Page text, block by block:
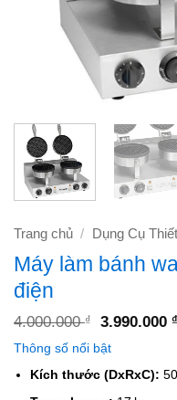
Trang chủ / Dụng Cụ
Máy làm bánh
điện
4.000.000₫
Giá
là:
4.000.000
3.990.000₫
Thông số nổi bật
Kích thước (DxRxC):